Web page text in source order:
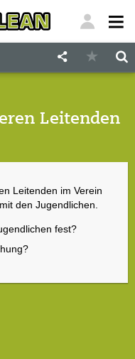
Leitenden
Leitenden im Verein
den Jugendlichen.
fest?